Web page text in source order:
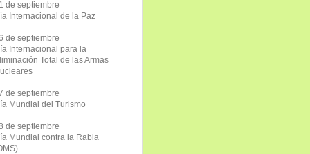
de septiembre
Internacional de la Paz
de septiembre
Internacional para la
Total de las Armas
de septiembre
Mundial del Turismo
de septiembre
Mundial contra la Rabia